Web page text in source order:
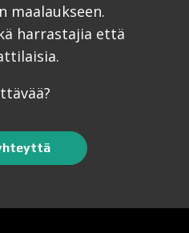
maalaukseen.
harrastajia että